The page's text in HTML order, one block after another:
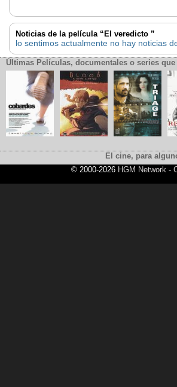
Noticias de la película “El veredicto ”
lo sentimos actualmente no hay noticias
Últimas Películas, documentales o series
El cine, para
© 2000-2026 HGM Network -